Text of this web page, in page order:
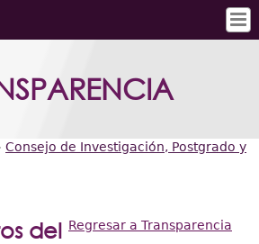
Conoce la UTP
Investigación
Extensión
Consejo de Investigación, Postgrado y
Regresar a Transparencia
del